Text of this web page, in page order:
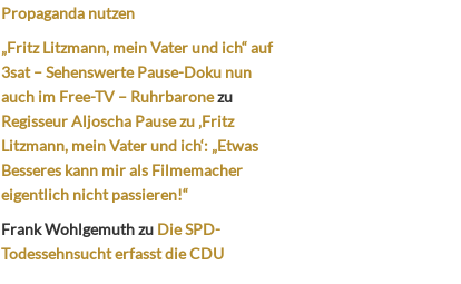
Propaganda nutzen
„Fritz Litzmann, mein Vater und ich“ auf
3sat – Sehenswerte Pause-Doku nun
auch im Free-TV – Ruhrbaronezu
Regisseur Aljoscha Pause zu ‚Fritz
Litzmann, mein Vater und ich‘: „Etwas
Besseres kann mir als Filmemacher
eigentlich nicht passieren!“
Frank Wohlgemuthzu Die SPD-
Todessehnsucht erfasst die CDU